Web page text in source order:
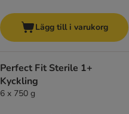
Lägg till i varukorg
Perfect Fit Sterile 1+
Kyckling
6 x 750 g